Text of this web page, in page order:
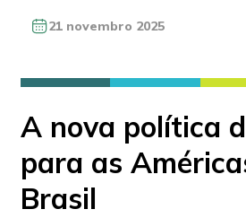
21 novembro 2025
A nova política
para as
Brasil